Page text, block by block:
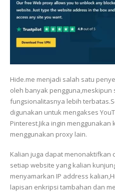
Hide.me menjadi salah satu
oleh banyak pengguna,meskipun
fungsionalitasnya lebih
digunakan untuk mengakses
Pinterest.Jika ingin
menggunakan proxy lain.
Kalian juga dapat menonaktifkan
setiap website yang kalian
menyamarkan IP address
lapisan enkripsi tambahan dan